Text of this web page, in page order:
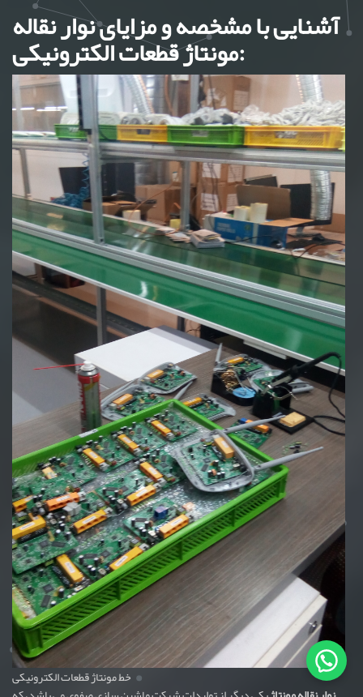
آشنایی با مشخصه و مزایای نوار نقاله
مونتاژ قطعات الکترونیکی:
خط مونتاژ قطعات الکترونیکی